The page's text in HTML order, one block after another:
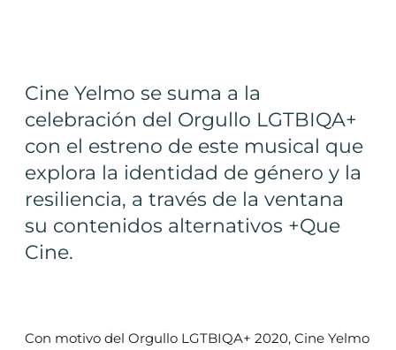
Cine Yelmo se suma a la
celebración del Orgullo LGTBIQA+
con el estreno de este musical que
explora la identidad de género y la
resiliencia, a través de la ventana
su contenidos alternativos +Que
Cine.
Con motivo del Orgullo LGTBIQA+ 2020, Cine Yelmo